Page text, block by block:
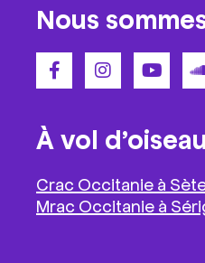
Nous
À vol d’oiseau
Crac Occitanie à
Mrac Occitanie à